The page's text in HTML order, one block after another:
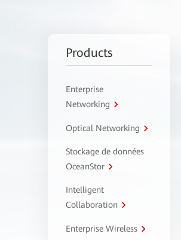
Products
Enterprise
Networking
Optical Networking
Stockage de données
OceanStor
Intelligent
Collaboration
Enterprise Wireless